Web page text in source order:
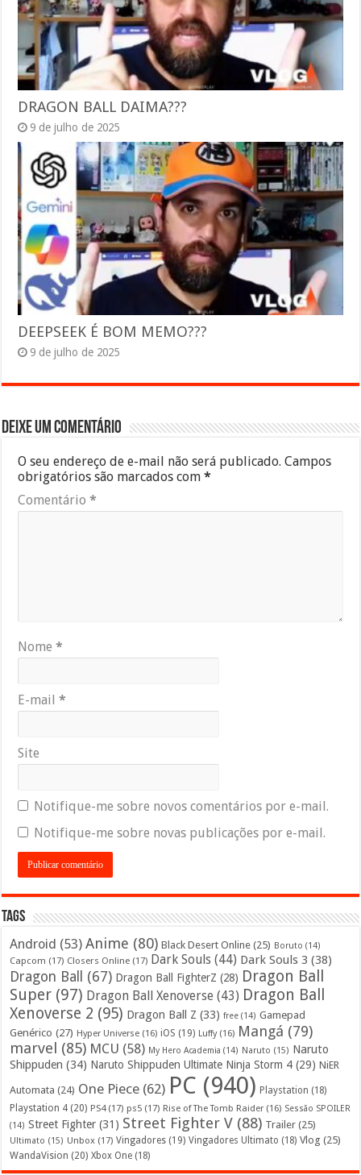
DRAGON BALL DAIMA???
9 de julho de 2025
DEEPSEEK É BOM MEMO???
9 de julho de 2025
Deixe um comentário
O seu endereço de e-mail não será publicado. Campos
obrigatórios são marcados com*
Comentário*
Nome*
E-mail*
Site
Notifique-me sobre novos comentários por e-mail.
Notifique-me sobre novas publicações por e-mail.
Tags
Android (53) Anime (80) Black Desert Online (25) Boruto (14)
Capcom (17) Closers Online (17) Dark Souls (44) Dark Souls 3 (38)
Dragon Ball (67) Dragon Ball FighterZ (28) Dragon Ball
Super (97) Dragon Ball Xenoverse (43) Dragon Ball
Xenoverse 2 (95) Dragon Ball Z (33) free (14) Gamepad
Genérico (27) Hyper Universe (16) iOS (19) Luffy(16) Mangá (79)
marvel (85) MCU (58) My Hero Academia (14) Naruto (15) Naruto
Shippuden (34) Naruto Shippuden Ultimate Ninja Storm 4 (29) NiER
Automata (24) One Piece (62) PC (940) Playstation (18)
Playstation 4 (20) PS4(17) ps5 (17) Rise of The Tomb Raider (16) Sessão SPOILER
(14) Street Fighter (31) Street Fighter V (88) Trailer (25)
Ultimato (15) Unbox (17) Vingadores (19) Vingadores Ultimato (18) Vlog (25)
WandaVision (20) Xbox One (18)